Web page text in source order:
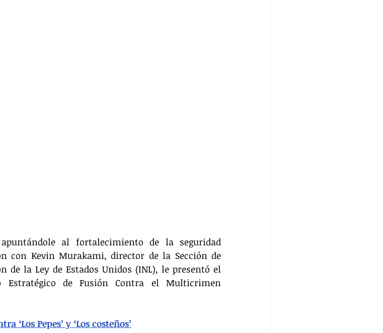
al fortalecimiento de la seguridad
con Kevin Murakami, director de la Sección de
de la Ley de Estados Unidos (INL), le presentó el
Estratégico de Fusión Contra el Multicrimen
‘Los Pepes’ y ‘Los costeños’